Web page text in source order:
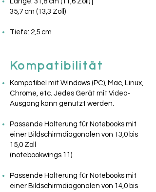
35,7 cm (13,3 Zoll)
Tiefe: 2,5 cm
Kompatibilität
Kompatibel mit Windows (PC), Mac, Linux,
Chrome, etc. Jedes Gerät mit Video-
Ausgang kann genutzt werden.
Passende Halterung für Notebooks mit
einer Bildschirmdiagonalen von 13,0 bis
15,0 Zoll
(notebookwings 11)
Passende Halterung für Notebooks mit
einer Bildschirmdiagonalen von 14,0 bis